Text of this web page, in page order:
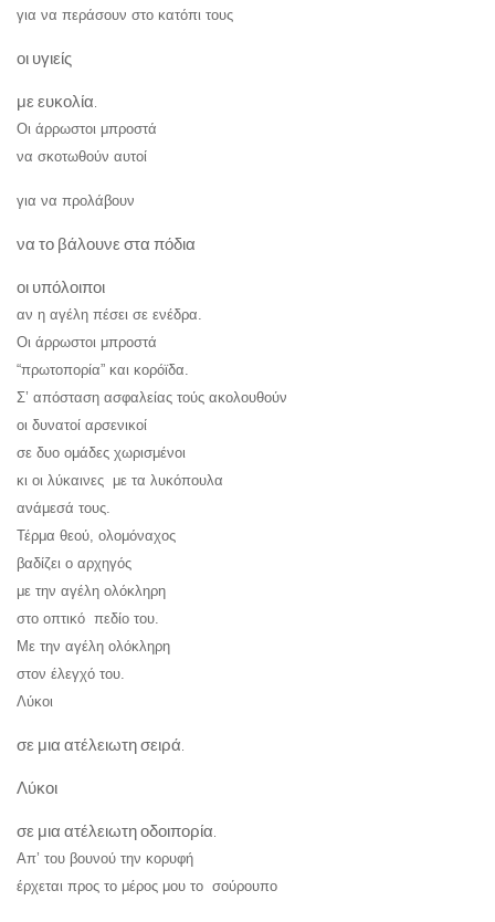
για να περάσουν στο κατόπι τους
οι υγιείς
με ευκολία.
Οι άρρωστοι μπροστά
να σκοτωθούν αυτοί
για να προλάβουν
να το βάλουνε στα πόδια
οι υπόλοιποι
αν η αγέλη πέσει σε ενέδρα.
Οι άρρωστοι μπροστά
“πρωτοπορία” και κορόϊδα.
Σ’ απόσταση ασφαλείας τούς ακολουθούν
οι δυνατοί αρσενικοί
σε δυο ομάδες χωρισμένοι
κι οι λύκαινες με τα λυκόπουλα
ανάμεσά τους.
Τέρμα θεού, ολομόναχος
βαδίζει ο αρχηγός
με την αγέλη ολόκληρη
στο οπτικό πεδίο του.
Με την αγέλη ολόκληρη
στον έλεγχό του.
Λύκοι
σε μια ατέλειωτη σειρά.
Λύκοι
σε μια ατέλειωτη οδοιπορία.
Απ’ του βουνού την κορυφή
έρχεται προς το μέρος μου το σούρουπο